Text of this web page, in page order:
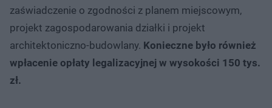
zaświadczenie o zgodności z planem miejscowym,
projekt zagospodarowania działki i projekt
architektoniczno-budowlany. Konieczne było również
wpłacenie opłaty legalizacyjnej w wysokości 150 tys.
zł.